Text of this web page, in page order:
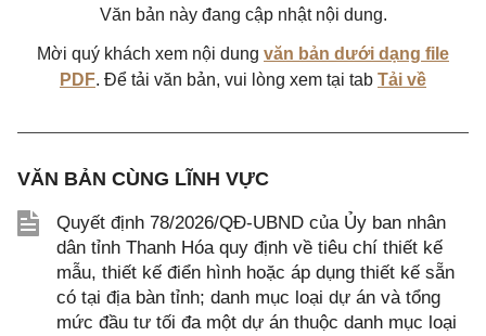
Văn bản này đang cập nhật nội dung.
Mời quý khách xem nội dung văn bản dưới dạng file
PDF. Để tải văn bản, vui lòng xem tại tab Tải về
VĂN BẢN CÙNG LĨNH VỰC
Quyết định 78/2026/QĐ-UBND của Ủy ban nhân
dân tỉnh Thanh Hóa quy định về tiêu chí thiết kế
mẫu, thiết kế điển hình hoặc áp dụng thiết kế sẵn
có tại địa bàn tỉnh; danh mục loại dự án và tổng
mức đầu tư tối đa một dự án thuộc danh mục loại